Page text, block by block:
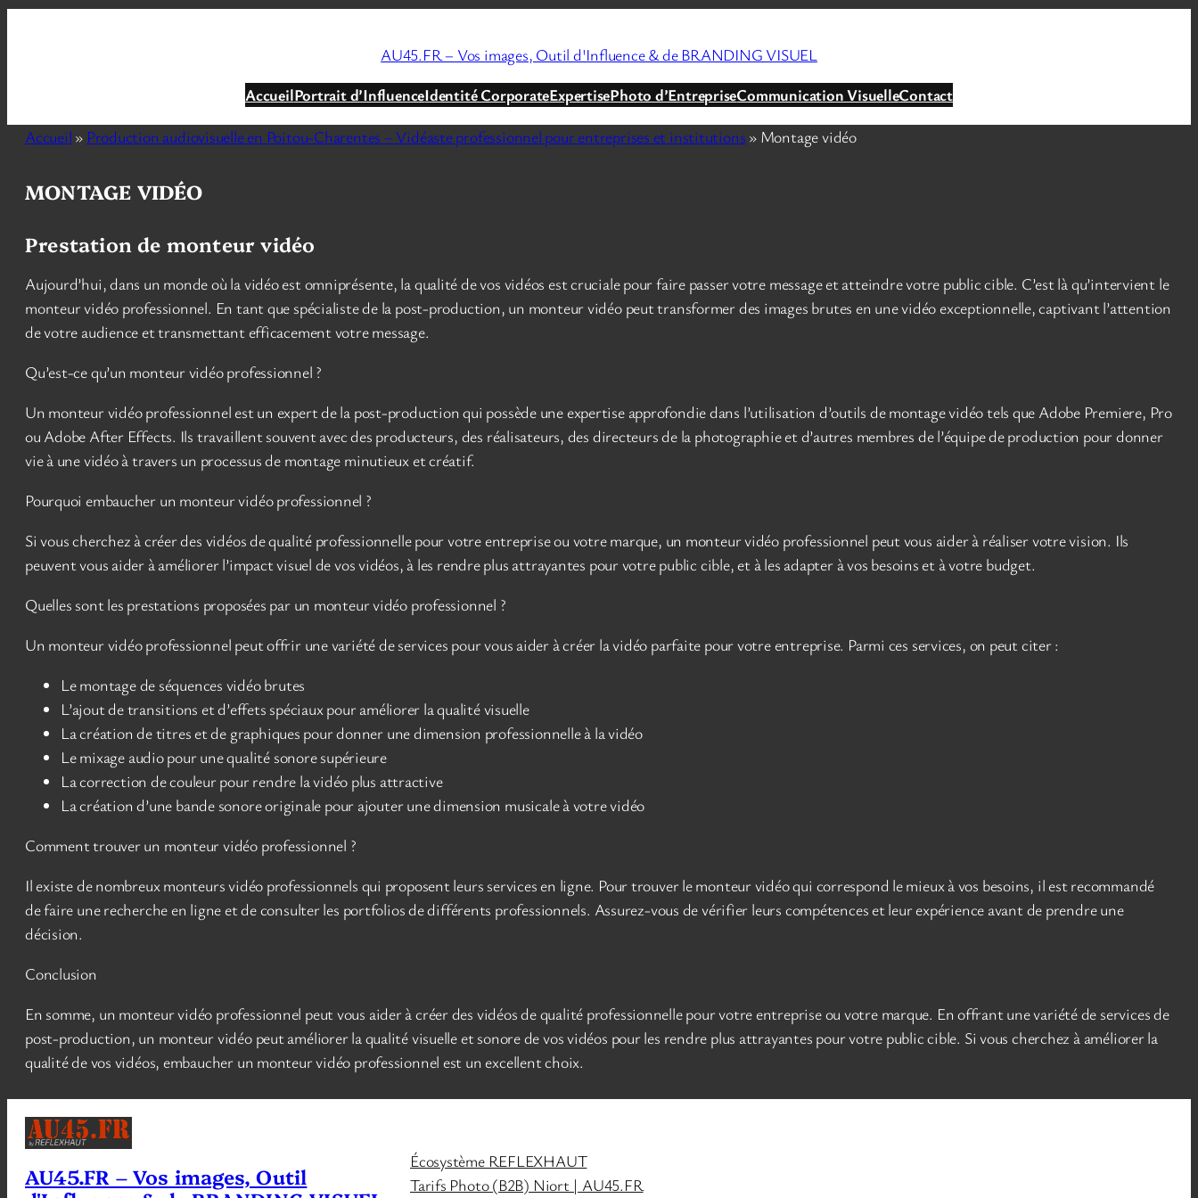
AU45.FR – Vos images, Outil d'Influence & de BRANDING VISUEL
AccueilPortrait d’InfluenceIdentité CorporateExpertisePhoto d’EntrepriseCommunication VisuelleContact
Accueil » Production audiovisuelle en Poitou-Charentes – Vidéaste professionnel pour entreprises et institutions » Montage vidéo
MONTAGE VIDÉO
Prestation de monteur vidéo
Aujourd’hui, dans un monde où la vidéo est omniprésente, la qualité de vos vidéos est cruciale pour faire passer votre message et atteindre votre public cible. C’est là qu’intervient le
monteur vidéo professionnel. En tant que spécialiste de la post-production, un monteur vidéo peut transformer des images brutes en une vidéo exceptionnelle, captivant l’attention
de votre audience et transmettant efficacement votre message.
Qu’est-ce qu’un monteur vidéo professionnel ?
Un monteur vidéo professionnel est un expert de la post-production qui possède une expertise approfondie dans l’utilisation d’outils de montage vidéo tels que Adobe Premiere, Pro
ou Adobe After Effects. Ils travaillent souvent avec des producteurs, des réalisateurs, des directeurs de la photographie et d’autres membres de l’équipe de production pour donner
vie à une vidéo à travers un processus de montage minutieux et créatif.
Pourquoi embaucher un monteur vidéo professionnel ?
Si vous cherchez à créer des vidéos de qualité professionnelle pour votre entreprise ou votre marque, un monteur vidéo professionnel peut vous aider à réaliser votre vision. Ils
peuvent vous aider à améliorer l’impact visuel de vos vidéos, à les rendre plus attrayantes pour votre public cible, et à les adapter à vos besoins et à votre budget.
Quelles sont les prestations proposées par un monteur vidéo professionnel ?
Un monteur vidéo professionnel peut offrir une variété de services pour vous aider à créer la vidéo parfaite pour votre entreprise. Parmi ces services, on peut citer :
Le montage de séquences vidéo brutes
L’ajout de transitions et d’effets spéciaux pour améliorer la qualité visuelle
La création de titres et de graphiques pour donner une dimension professionnelle à la vidéo
Le mixage audio pour une qualité sonore supérieure
La correction de couleur pour rendre la vidéo plus attractive
La création d’une bande sonore originale pour ajouter une dimension musicale à votre vidéo
Comment trouver un monteur vidéo professionnel ?
Il existe de nombreux monteurs vidéo professionnels qui proposent leurs services en ligne. Pour trouver le monteur vidéo qui correspond le mieux à vos besoins, il est recommandé
de faire une recherche en ligne et de consulter les portfolios de différents professionnels. Assurez-vous de vérifier leurs compétences et leur expérience avant de prendre une
décision.
Conclusion
En somme, un monteur vidéo professionnel peut vous aider à créer des vidéos de qualité professionnelle pour votre entreprise ou votre marque. En offrant une variété de services de
post-production, un monteur vidéo peut améliorer la qualité visuelle et sonore de vos vidéos pour les rendre plus attrayantes pour votre public cible. Si vous cherchez à améliorer la
qualité de vos vidéos, embaucher un monteur vidéo professionnel est un excellent choix.
AU45.FR – Vos images, Outil
Écosystème REFLEXHAUT
Tarifs Photo (B2B) Niort | AU45.FR